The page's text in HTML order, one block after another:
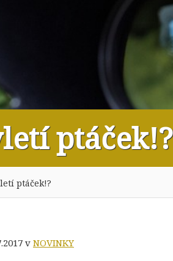
ptáček!?
ptáček!?
v NOVINKY